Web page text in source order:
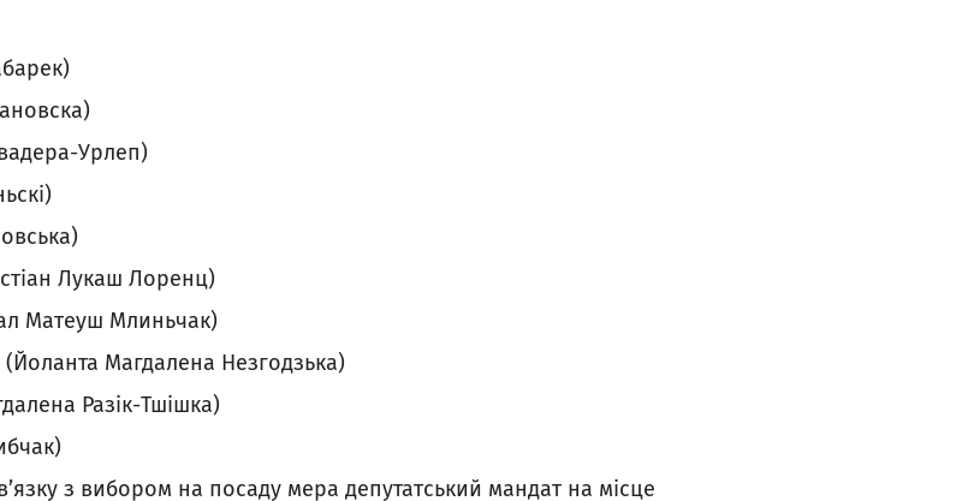
Урлеп)
Лукаш Лоренц)
Матеуш Млиньчак)
(Йоланта Магдалена Незгодзька)
Разік-Тшішка)
з вибором на посаду мера депутатський мандат на місце